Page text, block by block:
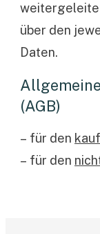
über den
Daten.
(AGB)
– für den
– für den